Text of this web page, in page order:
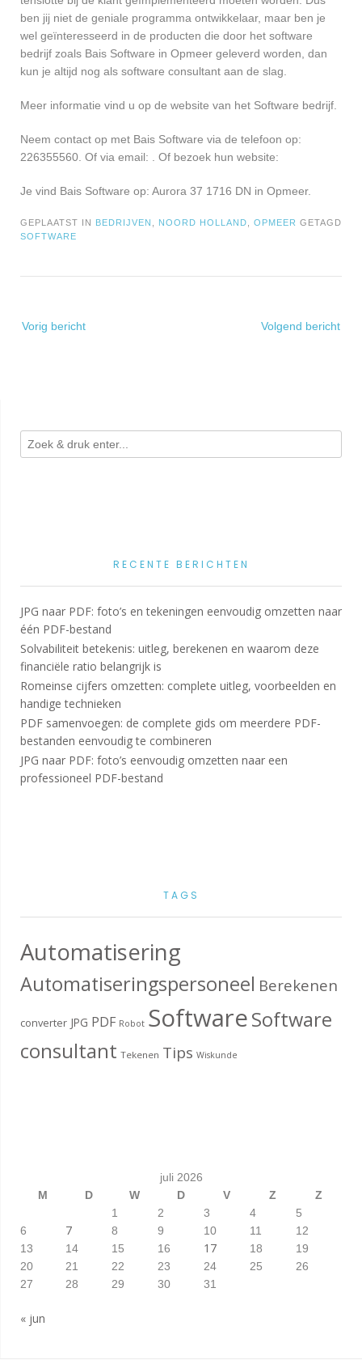
ben jij niet de geniale programma ontwikkelaar, maar ben je
wel geïnteresseerd in de producten die door het software
bedrijf zoals Bais Software in Opmeer geleverd worden, dan
kun je altijd nog als software consultant aan de slag.
Meer informatie vind u op de website van het Software bedrijf.
Neem contact op met Bais Software via de telefoon op:
226355560. Of via email:
. Of bezoek hun website:
Je vind Bais Software op: Aurora 37 1716 DN in Opmeer.
GEPLAATST IN BEDRIJVEN NOORD HOLLAND OPMEER GETAGD
SOFTWARE
navigatie
Vorig bericht Volgend bericht
RECENTE BERICHTEN
JPG naar PDF: foto’s en tekeningen eenvoudig omzetten naar
één PDF-bestand
Solvabiliteit betekenis: uitleg, berekenen en waarom deze
financiële ratio belangrijk is
Romeinse cijfers omzetten: complete uitleg, voorbeelden en
handige technieken
PDF samenvoegen: de complete gids om meerdere PDF-
bestanden eenvoudig te combineren
JPG naar PDF: foto’s eenvoudig omzetten naar een
professioneel PDF-bestand
TAGS
Automatisering
Automatiseringspersoneel Berekenen
converter JPG PDF Robot SoftwareSoftware
consultant Tekenen Tips Wiskunde
juli 2026
M
D W D V Z
Z
1
2 3 4
5
6
7 8 9 10 11
12
13
14 15 16 17 18
19
20
21 22 23 24 25
26
27
28 29 30 31
« jun